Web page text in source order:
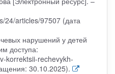
24/articles/97507 (дата
нарушений у детей
доступа:
korrektsii-rechevykh-
30.10.2025).